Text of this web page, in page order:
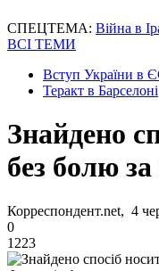
СПЕЦТЕМА: Війна в
ВСІ ТЕМИ
Вступ України в
Теракт в Барселоні
Знайдено
без болю
Корреспондент.net, 4
0
1223